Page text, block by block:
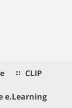
CLIP
e.Learning